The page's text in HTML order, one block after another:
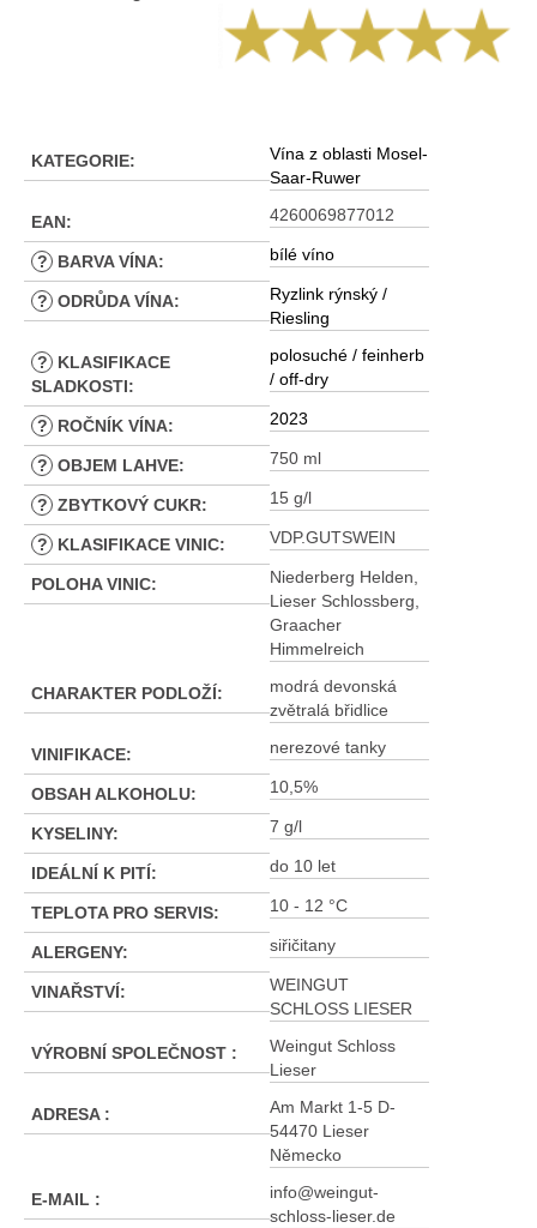
KATEGORIE:
Vína z oblasti Mosel-
Saar-Ruwer
EAN: 4260069877012
? BARVA VÍNA: bílé víno
? ODRŮDA VÍNA:
Ryzlink rýnský /
Riesling
?
KLASIFIKACE
SLADKOSTI:
polosuché / feinherb
/ off-dry
? ROČNÍK VÍNA: 2023
? OBJEM LAHVE: 750 ml
? ZBYTKOVÝ CUKR: 15 g/l
? KLASIFIKACE VINIC: VDP.GUTSWEIN
POLOHA VINIC:
Niederberg Helden,
Lieser Schlossberg,
Graacher
Himmelreich
CHARAKTER PODLOŽÍ:
modrá devonská
zvětralá břidlice
VINIFIKACE: nerezové tanky
OBSAH ALKOHOLU: 10,5%
KYSELINY: 7 g/l
IDEÁLNÍ K PITÍ: do 10 let
TEPLOTA PRO SERVIS: 10 - 12 °C
ALERGENY: siřičitany
VINAŘSTVÍ:
WEINGUT
SCHLOSS LIESER
VÝROBNÍ SPOLEČNOST :
Weingut Schloss
Lieser
ADRESA :
Am Markt 1-5 D-
54470 Lieser
Německo
E-MAIL :
info@weingut-
schloss-lieser.de